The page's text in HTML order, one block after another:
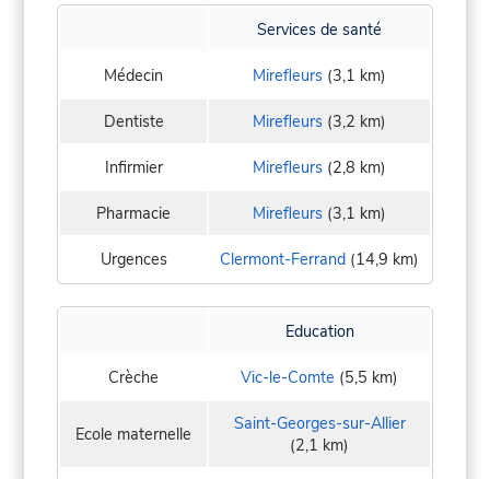
Services de santé
Médecin Mirefleurs (3,1 km)
Dentiste Mirefleurs (3,2 km)
Infirmier Mirefleurs (2,8 km)
Pharmacie Mirefleurs (3,1 km)
Urgences Clermont-Ferrand (14,9 km)
Education
Crèche Vic-le-Comte (5,5 km)
Ecole maternelle
Saint-Georges-sur-Allier
(2,1 km)